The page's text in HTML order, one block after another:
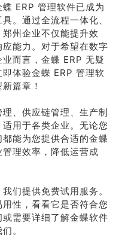
ERP 管理软件已成为
。通过全流程一体化、
州企业不仅能提升效
能力。对于希望在数字
而言，金蝶 ERP 无疑
体验金蝶 ERP 管理软
篇章！
、供应链管理、生产制
用于各类企业。无论您
能为您提供合适的金蝶
理效率，降低运营成
们提供免费试用服务。
性，看看它是否符合您
需要详细了解金蝶软件
。